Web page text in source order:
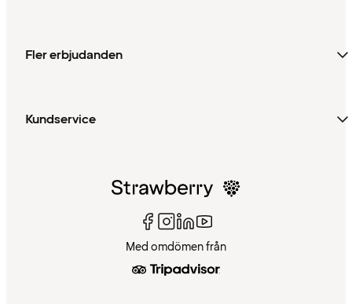
Fler erbjudanden
Kundservice
Med omdömen från